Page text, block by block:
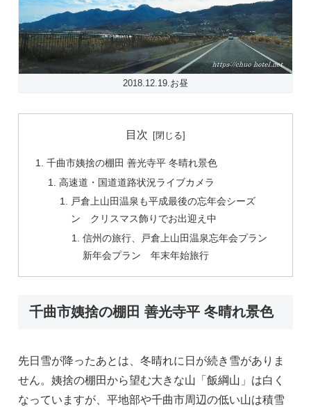
2018.12.19.お昼
目次
千曲市姨捨の棚田 善光寺平 冬晴れ景色
高速道・国道道路状況ライブカメラ
戸倉上山田温泉も平成最後の忘年会シーズ
ン クリスマス飾りでお出迎え中
信州の旅行、戸倉上山田温泉忘年会プラン
新年会プラン 年末年始旅行
千曲市姨捨の棚田 善光寺平 冬晴れ景色
先日雪が降ったあとは、冬晴れに日が続き雪がありま
せん。姨捨の棚田から望む大きな山「飯綱山」は白く
なっていますが、平地部や千曲市周辺の低い山は積雪